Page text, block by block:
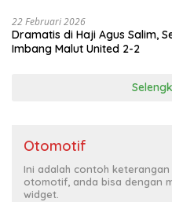
22 Februari 2026
Dramatis di Haji Agus Salim,
Imbang Malut United 2-2
Otomotif
Ini adalah contoh
otomotif, anda bisa dengan
widget.